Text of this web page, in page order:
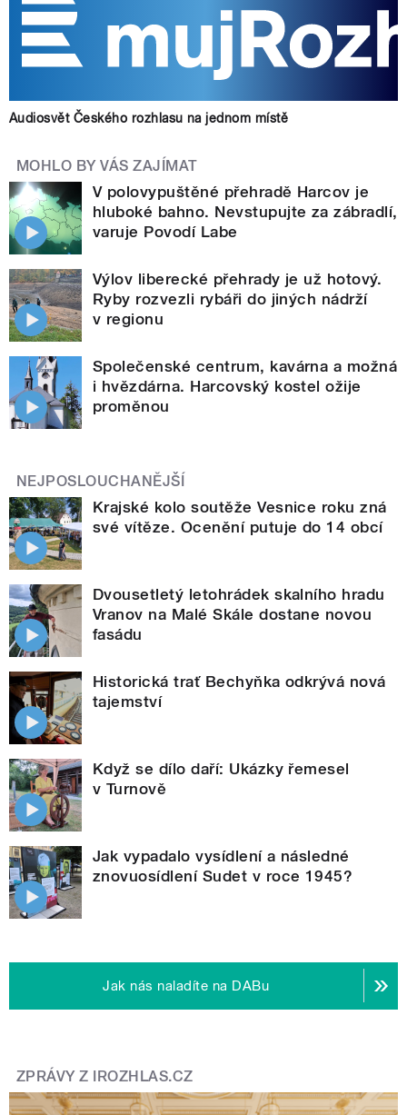
Audiosvět Českého rozhlasu na jednom místě
MOHLO BY VÁS ZAJÍMAT
V polovypuštěné přehradě Harcov je
hluboké bahno. Nevstupujte za zábradlí,
varuje Povodí Labe
Výlov liberecké přehrady je už hotový.
Ryby rozvezli rybáři do jiných nádrží
v regionu
Společenské centrum, kavárna a možná
i hvězdárna. Harcovský kostel ožije
proměnou
NEJPOSLOUCHANĚJŠÍ
Krajské kolo soutěže Vesnice roku zná
své vítěze. Ocenění putuje do 14 obcí
Dvousetletý letohrádek skalního hradu
Vranov na Malé Skále dostane novou
fasádu
Historická trať Bechyňka odkrývá nová
tajemství
Když se dílo daří: Ukázky řemesel
v Turnově
Jak vypadalo vysídlení a následné
znovuosídlení Sudet v roce 1945?
Jak nás naladíte na DABu
ZPRÁVY Z IROZHLAS.CZ